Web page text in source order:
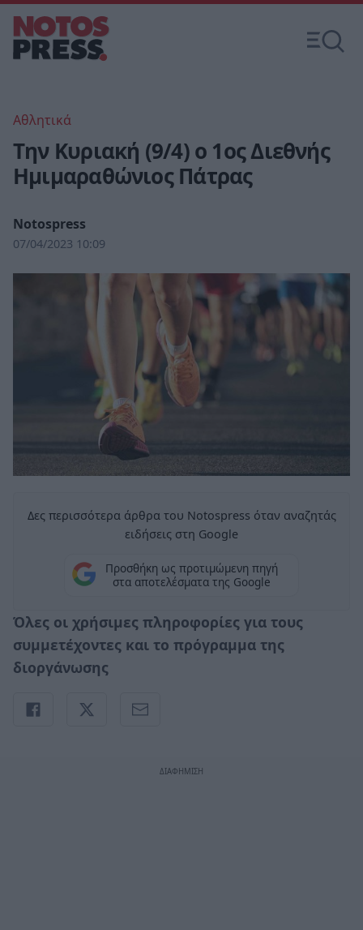
Αθλητικά
Tην Κυριακή (9/4) o 1ος Διεθνής
Ημιμαραθώνιος Πάτρας
Notospress
07/04/2023 10:09
Δες περισσότερα άρθρα του Notospress όταν αναζητάς
ειδήσεις στη Google
Προσθήκη ως προτιμώμενη πηγή
στα αποτελέσματα της Google
Όλες οι χρήσιμες πληροφορίες για τους
συμμετέχοντες και το πρόγραμμα της
διοργάνωσης